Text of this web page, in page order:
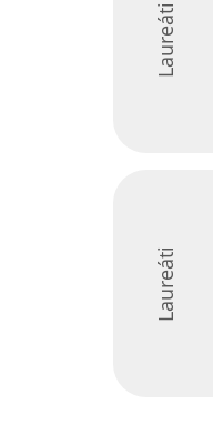
Laureáti
Laureáti